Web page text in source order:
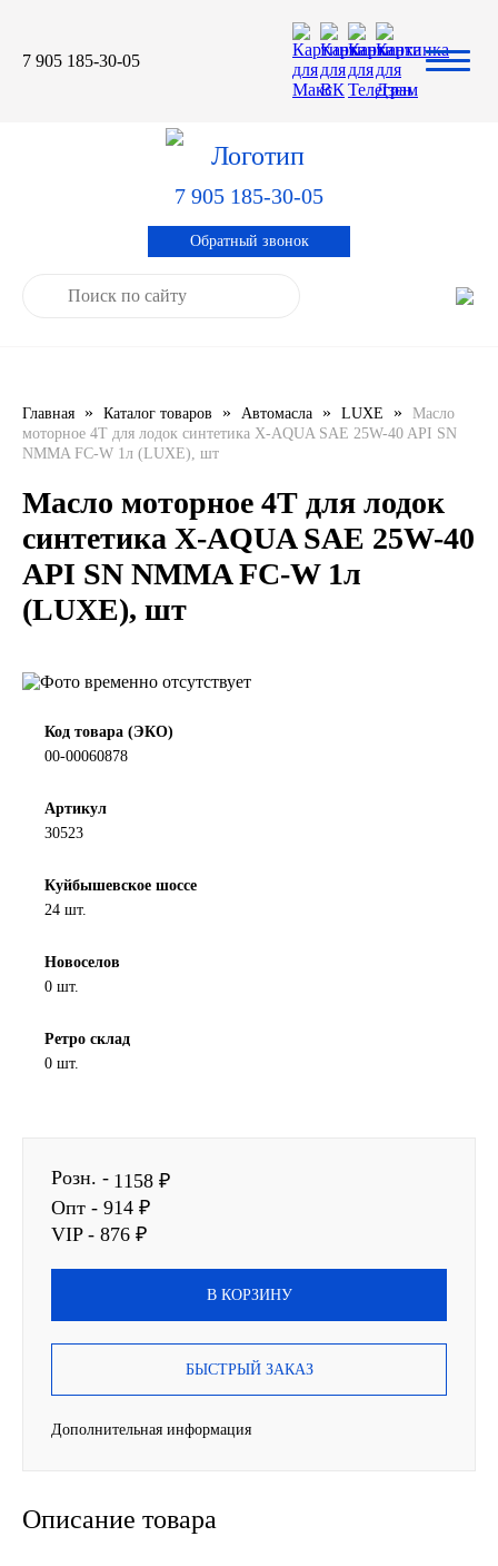
7 905 185-30-05
ELF
IDEMITSU
LUXE
MOBIL
MOTUL
OIL RIGHT
REPSOL
SINTEC
Новоуфимский НПЗ
Специальная оценка условий труда
Применяемость тормозных
Система контроля качества
Сертификация продукции
7 905 185-30-05
Обратный звонок
Главная » Каталог товаров » Автомасла » LUXE »
Масло
моторное 4Т для лодок синтетика X-AQUA SAE 25W-40 API SN
NMMA FC-W 1л (LUXE), шт
Масло моторное 4Т для лодок
синтетика X-AQUA SAE 25W-40
API SN NMMA FC-W 1л
(LUXE), шт
Код товара (ЭКО)
00-00060878
Артикул
30523
Куйбышевское шоссе
24 шт.
Новоселов
0 шт.
Ретро склад
0 шт.
Розн. - 1158 ₽
Опт - 914 ₽
VIP - 876 ₽
В КОРЗИНУ
БЫСТРЫЙ ЗАКАЗ
Дополнительная информация
Описание товара